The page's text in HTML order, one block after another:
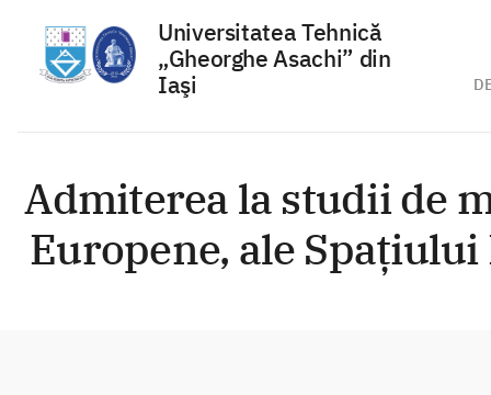
conținut
Universitatea Tehnică
„Gheorghe Asachi” din
Iaşi
Admiterea la studii de
Europene, ale